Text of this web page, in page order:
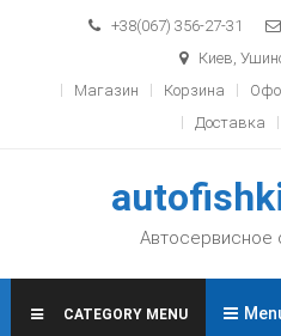
Skip to content+38(067) 356-27-31
Киев,
Магазин
Корзина
Доставка
Автосервисное
CATEGORY MENU